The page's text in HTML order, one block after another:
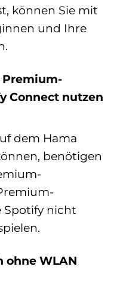
können Sie mit
und Ihre
Connect nutzen
dem Hama
benötigen
Spotify nicht
ohne WLAN